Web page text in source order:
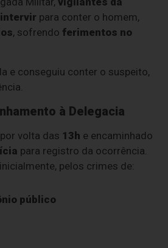
para conter o homem,
, sofrendo ferimentos no
e conseguiu conter o suspeito,
à Delegacia
volta das 13h e encaminhado
para registro da ocorrência.
pelos crimes de:
público